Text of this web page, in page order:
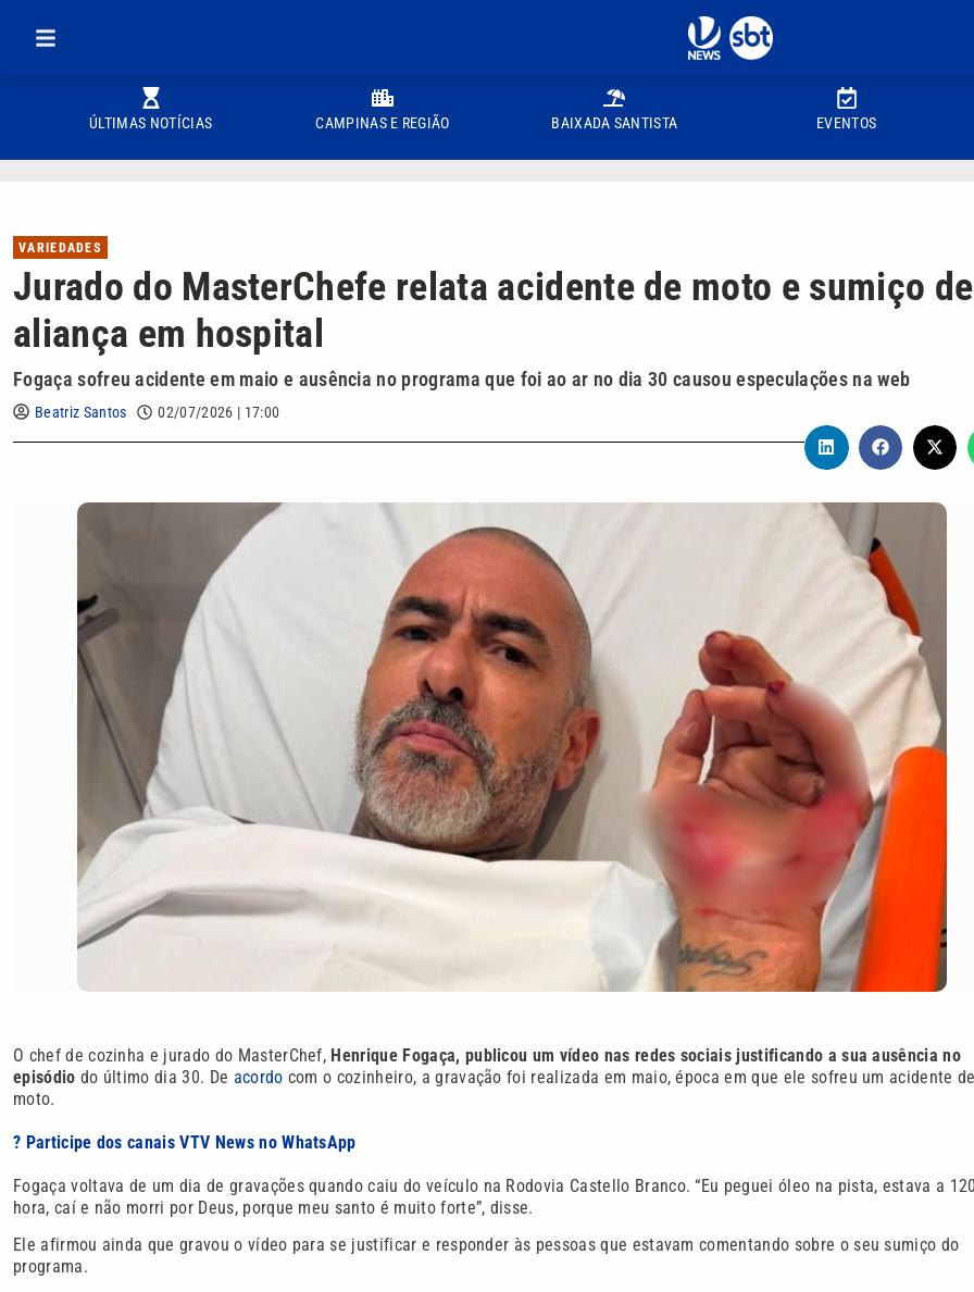
ÚLTIMAS NOTÍCIAS CAMPINAS E REGIÃO BAIXADA SANTISTA EVENTOS
VARIEDADES
Jurado do MasterChefe relata acidente de moto e sumiço de
aliança em hospital
Fogaça sofreu acidente em maio e ausência no programa que foi ao ar no dia 30 causou especulações na web
Beatriz Santos 02/07/2026 | 17:00
O chef de cozinha e jurado do MasterChef, Henrique Fogaça, publicou um vídeo nas redes sociais justificando a sua ausência no
episódio do último dia 30. De acordo com o cozinheiro, a gravação foi realizada em maio, época em que ele sofreu um acidente de
moto.
? Participe dos canais VTV News no WhatsApp
Fogaça voltava de um dia de gravações quando caiu do veículo na Rodovia Castello Branco. “Eu peguei óleo na pista, estava a
hora, caí e não morri por Deus, porque meu santo é muito forte”, disse.
Ele afirmou ainda que gravou o vídeo para se justificar e responder às pessoas que estavam comentando sobre o seu sumiço do
programa.